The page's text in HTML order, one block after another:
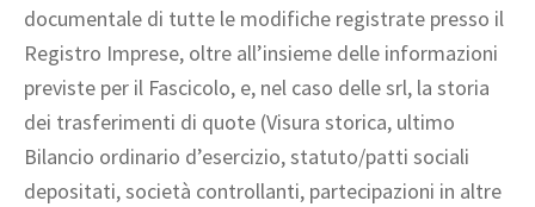
documentale di tutte le modifiche registrate presso il
Registro Imprese, oltre all’insieme delle informazioni
previste per il Fascicolo, e, nel caso delle srl, la storia
dei trasferimenti di quote (Visura storica, ultimo
Bilancio ordinario d’esercizio, statuto/patti sociali
depositati, società controllanti, partecipazioni in altre